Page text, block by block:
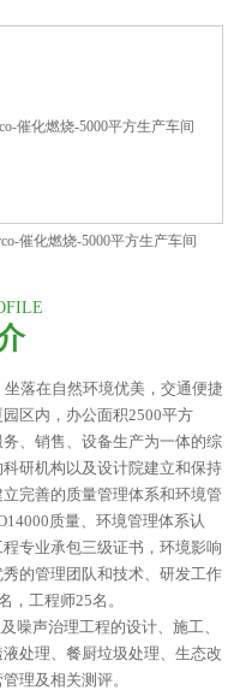
催化燃烧-5000平方生产车间
落在自然环境优美，交通便捷
区内，办公面积2500平方
、销售、设备生产为一体的综
研机构以及设计院建立和保持
完善的质量管理体系和环境管
质量、环境管理体系认
专业承包三级证书，环境影响
的管理团队和技术、研发工作
，工程师25名。
噪声治理工程的设计、施工、
处理、餐厨垃圾处理、生态改
理及相关测评。